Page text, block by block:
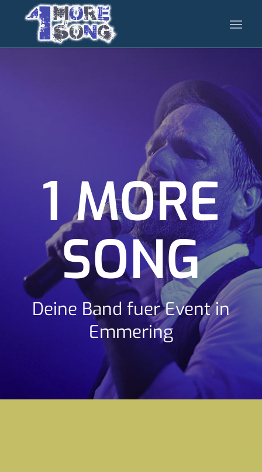
1 MORE
SONG
Deine Band fuer Event in
Emmering